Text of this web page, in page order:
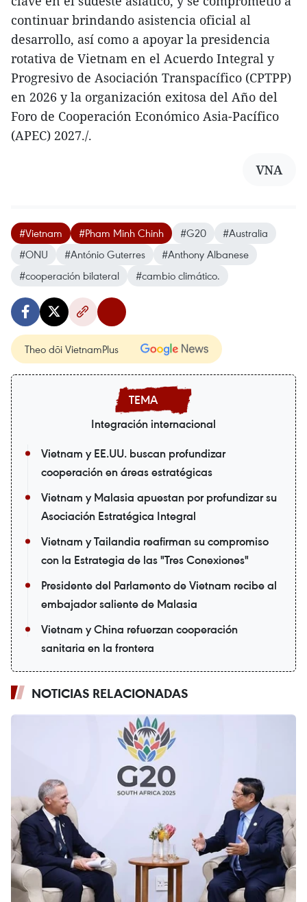
continuar brindando asistencia oficial al
desarrollo, así como a apoyar la presidencia
rotativa de Vietnam en el Acuerdo Integral y
Progresivo de Asociación Transpacífico (CPTPP)
en 2026 y la organización exitosa del Año del
Foro de Cooperación Económico Asia-Pacífico
(APEC) 2027./.
VNA
#Vietnam #Pham Minh Chinh #G20
#Australia
#ONU
#António Guterres
#Anthony Albanese
#cooperación bilateral
#cambio climático.
Theo dõi VietnamPlus
Integración internacional
Vietnam y EE.UU. buscan profundizar
cooperación en áreas estratégicas
Vietnam y Malasia apuestan por profundizar su
Asociación Estratégica Integral
Vietnam y Tailandia reafirman su compromiso
con la Estrategia de las "Tres Conexiones"
Presidente del Parlamento de Vietnam recibe al
embajador saliente de Malasia
Vietnam y China refuerzan cooperación
sanitaria en la frontera
NOTICIAS RELACIONADAS